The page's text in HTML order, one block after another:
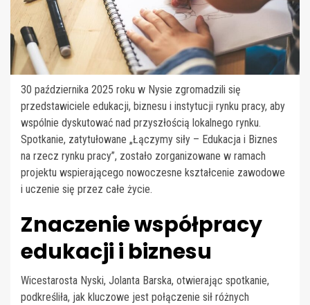
30 października 2025 roku w Nysie zgromadzili się
przedstawiciele edukacji, biznesu i instytucji rynku pracy, aby
wspólnie dyskutować nad przyszłością lokalnego rynku.
Spotkanie, zatytułowane „Łączymy siły – Edukacja i Biznes
na rzecz rynku pracy”, zostało zorganizowane w ramach
projektu wspierającego nowoczesne kształcenie zawodowe
i uczenie się przez całe życie.
Znaczenie współpracy
edukacji i biznesu
Wicestarosta Nyski, Jolanta Barska, otwierając spotkanie,
podkreśliła, jak kluczowe jest połączenie sił różnych